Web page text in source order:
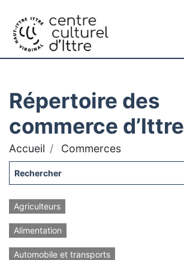
Répertoire des
commerce d’Ittre
Accueil Commerces
Agriculteurs
Alimentation
Automobile et transports